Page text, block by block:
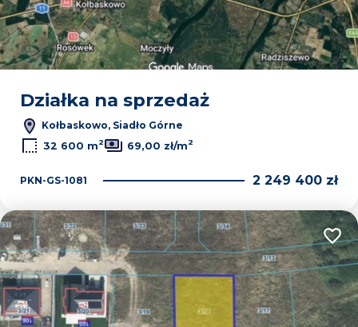
Działka na sprzedaż
Kołbaskowo, Siadło Górne
32 600 m2 69,00 zł/m2
PKN-GS-1081 2 249 400 zł